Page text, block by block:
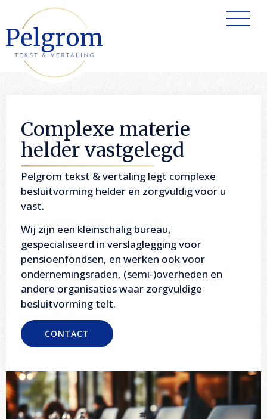
Complexe materie
helder vastgelegd
Pelgrom tekst & vertaling legt complexe
besluitvorming helder en zorgvuldig voor u
vast.
Wij zijn een kleinschalig bureau,
gespecialiseerd in verslaglegging voor
pensioenfondsen, en werken ook voor
ondernemingsraden, (semi-)overheden en
andere organisaties waar zorgvuldige
besluitvorming telt.
CONTACT